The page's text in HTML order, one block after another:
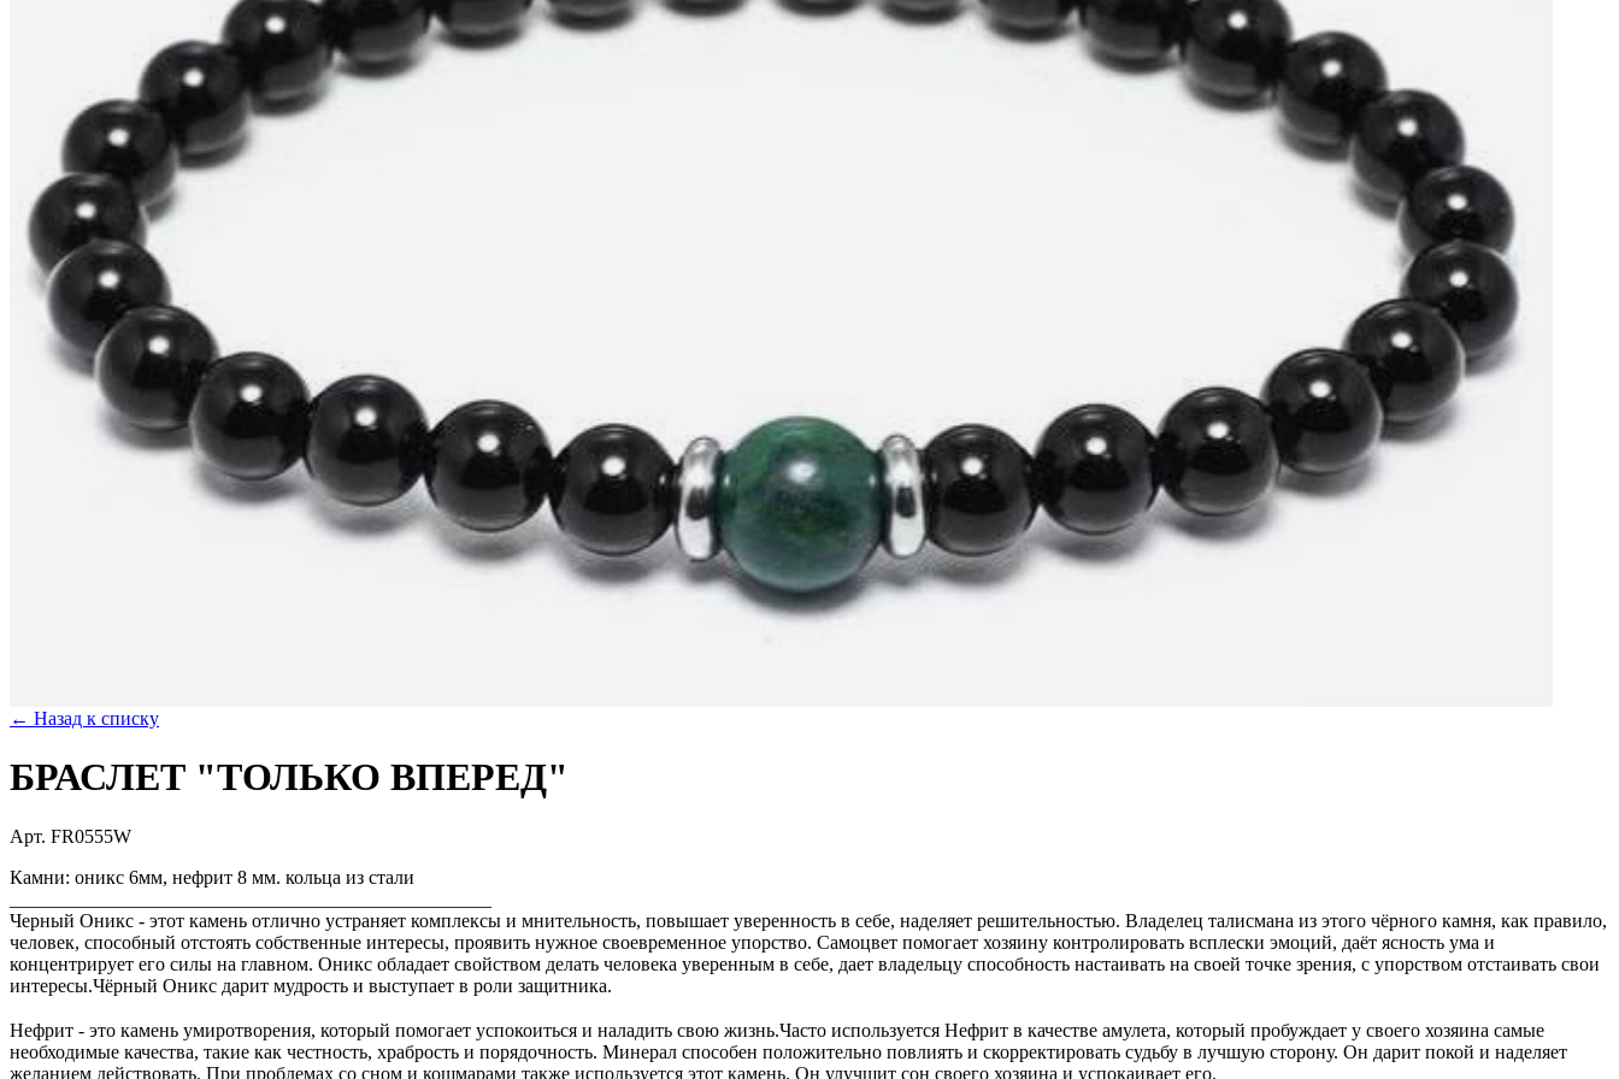
← Назад к списку
БРАСЛЕТ "ТОЛЬКО ВПЕРЕД"
Арт. FR0555W
Камни: оникс 6мм, нефрит 8 мм. кольца из стали
Черный Оникс - этот камень отлично устраняет комплексы и мнительность, повышает уверенность в себе, наделяет решительностью. Владелец талисмана из этого чёрного камня, как правило,
человек, способный отстоять собственные интересы, проявить нужное своевременное упорство. Самоцвет помогает хозяину контролировать всплески эмоций, даёт ясность ума и
концентрирует его силы на главном. Оникс обладает свойством делать человека уверенным в себе, дает владельцу способность настаивать на своей точке зрения, с упорством отстаивать свои
интересы.Чёрный Оникс дарит мудрость и выступает в роли защитника.
Нефрит - это камень умиротворения, который помогает успокоиться и наладить свою жизнь.Часто используется Нефрит в качестве амулета, который пробуждает у своего хозяина самые
необходимые качества, такие как честность, храбрость и порядочность. Минерал способен положительно повлиять и скорректировать судьбу в лучшую сторону. Он дарит покой и наделяет
желанием действовать. При проблемах со сном и кошмарами также используется этот камень. Он улучшит сон своего хозяина и успокаивает его.